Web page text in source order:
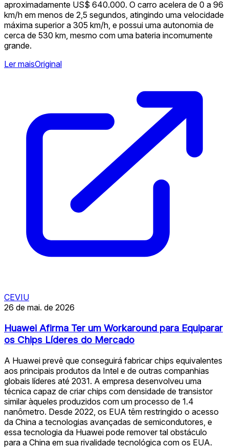
aproximadamente US$ 640.000. O carro acelera de 0 a 96
km/h em menos de 2,5 segundos, atingindo uma velocidade
máxima superior a 305 km/h, e possui uma autonomia de
cerca de 530 km, mesmo com uma bateria incomumente
grande.
Ler maisOriginal
CEVIU
26 de mai. de 2026
Huawei Afirma Ter um Workaround para Equiparar
os Chips Líderes do Mercado
A Huawei prevê que conseguirá fabricar chips equivalentes
aos principais produtos da Intel e de outras companhias
globais líderes até 2031. A empresa desenvolveu uma
técnica capaz de criar chips com densidade de transistor
similar àqueles produzidos com um processo de 1.4
nanômetro. Desde 2022, os EUA têm restringido o acesso
da China a tecnologias avançadas de semicondutores, e
essa tecnologia da Huawei pode remover tal obstáculo
para a China em sua rivalidade tecnológica com os EUA.